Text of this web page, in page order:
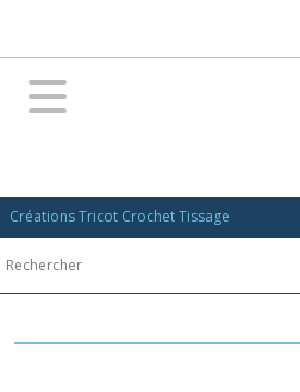
Créations Tricot Crochet Tissage